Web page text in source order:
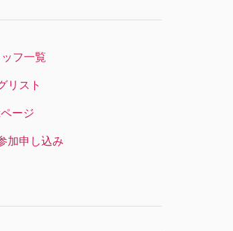
1
JTPA@シリコンバレー発のエンジニアコ
2025
成AI時代のデータサイエンス
1 1 Twitter
フ一覧
リスト
ージ
加申し込み